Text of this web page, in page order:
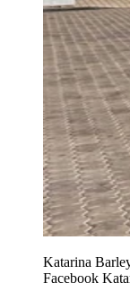
Katarina
Facebook